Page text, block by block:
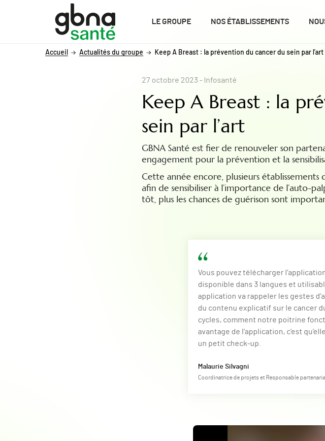
LE GROUPE NOS ÉTABLISSEMENTS
Accueil Actualités du groupe Keep A Breast : la prévention du cancer du sein par l’art
27 octobre 2023 - Infosanté
Keep A Breast : la
sein par l’art
GBNA Santé est fier de renouveler son
engagement pour la prévention et la
Cette année encore, plusieurs établissements
afin de sensibiliser à l’importance de l’auto-
tôt, plus les chances de guérison sont
Vous pouvez télécharger
disponible dans 3 langues et
application va rappeler les gestes
du contenu explicatif sur le cancer
cycles, comment notre poitrine
avantage de l’application, c’est
un petit check-up.
Malaurie Silvagni
Coordinatrice de projets et Responsable